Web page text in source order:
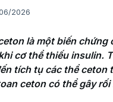
2026
là một biến
cơ thể thiếu insulin.
tích tụ các thể ceton
ceton có thể gây